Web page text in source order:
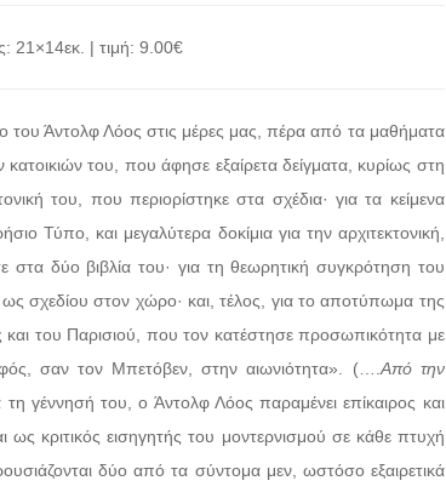
21×14εκ. | τιμή: 9.00€
Άντολφ Λόος στις μέρες μας, πέρα από τα μαθήματα
κατοικιών του, που άφησε εξαίρετα δείγματα, κυρίως στη
του, που περιορίστηκε στα σχέδια· για τα κείμενα
Τύπο, και μεγαλύτερα δοκίμια για την αρχιτεκτονική,
δύο βιβλία του· για τη θεωρητική συγκρότηση του
σχεδίου στον χώρο· και, τέλος, για το αποτύπωμα της
του Παρισιού, που τον κατέστησε προσωπικότητα με
σαν τον Μπετόβεν, στην αιωνιότητα». (…. Από την
γέννησή του, ο Άντολφ Λόος παραμένει επίκαιρος και
ως κριτικός εισηγητής του μοντερνισμού σε κάθε πτυχή
δύο από τα σύντομα μεν, ωστόσο εξαιρετικά